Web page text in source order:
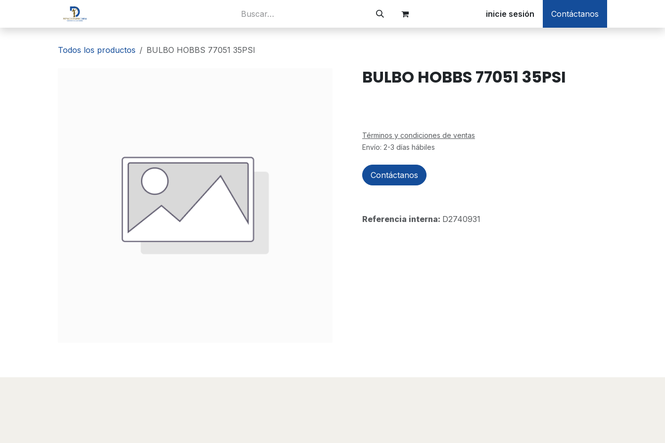
Visitanos Empleos inicie sesión Contáctanos
Todos los productos BULBO HOBBS 77051 35PSI
BULBO HOBBS 77051 35PSI
Términos y condiciones de ventas
Envío: 2-3 días hábiles
Contáctanos
Referencia interna: D2740931